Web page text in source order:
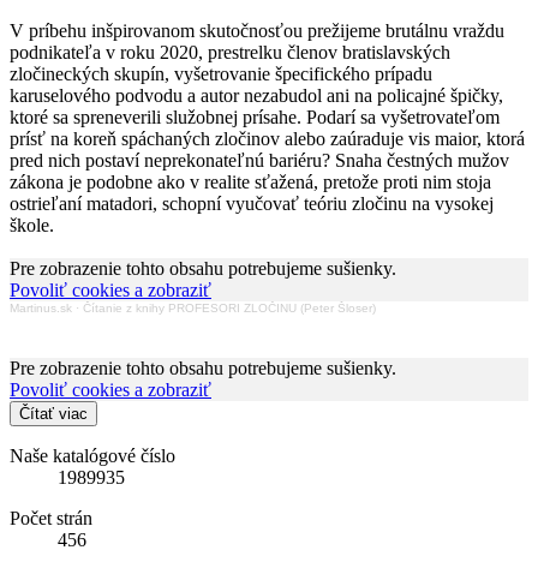
V príbehu inšpirovanom skutočnosťou prežijeme brutálnu vraždu
podnikateľa v roku 2020, prestrelku členov bratislavských
zločineckých skupín, vyšetrovanie špecifického prípadu
karuselového podvodu a autor nezabudol ani na policajné špičky,
ktoré sa spreneverili služobnej prísahe. Podarí sa vyšetrovateľom
prísť na koreň spáchaných zločinov alebo zaúraduje vis maior, ktorá
pred nich postaví neprekonateľnú bariéru? Snaha čestných mužov
zákona je podobne ako v realite sťažená, pretože proti nim stoja
ostrieľaní matadori, schopní vyučovať teóriu zločinu na vysokej
škole.
Pre zobrazenie tohto obsahu potrebujeme sušienky.
Povoliť cookies a zobraziť
Martinus.sk · Čítanie z knihy PROFESORI ZLOČINU (Peter Šloser)
Pre zobrazenie tohto obsahu potrebujeme sušienky.
Povoliť cookies a zobraziť
Čítať viac
Naše katalógové číslo
1989935
Počet strán
456